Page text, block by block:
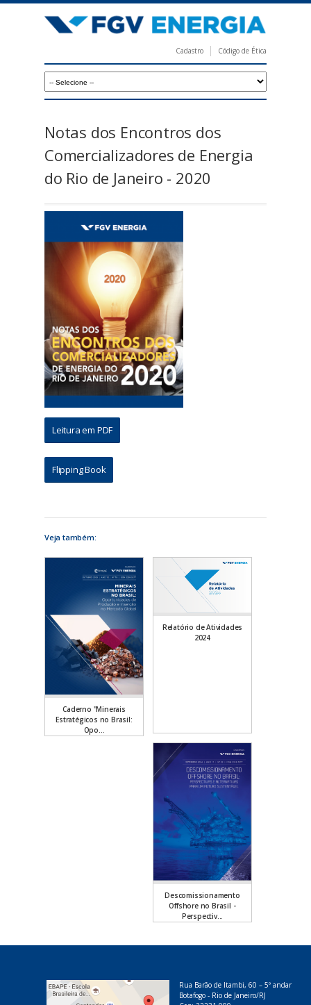
para
principal
V
e
r
g
Cadastro Código de Ética
Notas dos Encontros dos
Comercializadores de Energia
do Rio de Janeiro - 2020
Leitura em PDF
Flipping Book
Veja também:
Caderno "Minerais
Estratégicos no Brasil:
Opo...
Relatório de Atividades
2024
Descomissionamento
Offshore no Brasil -
Perspectiv...
Rua Barão de Itambi, 60 – 5º andar
Botafogo - Rio de Janeiro/RJ